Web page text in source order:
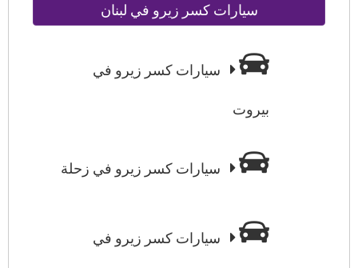
سيارات كسر زيرو في لبنان
سيارات كسر زيرو في
بيروت
سيارات كسر زيرو في زحلة
سيارات كسر زيرو في